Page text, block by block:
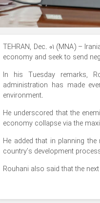
TEHRAN, Dec. 01 (MNA) –
economy and seek to send
In his Tuesday remarks,
administration has made
environment.
He underscored that the
economy collapse via the
He added that in planning
country’s development
Rouhani also said that the